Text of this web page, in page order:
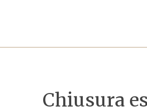
Chiusura